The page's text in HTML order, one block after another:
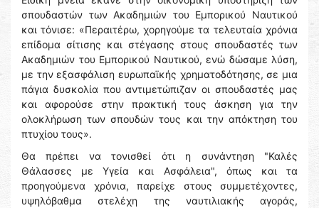
σπουδαστών των Ακαδημιών του Εμπορικού Ναυτικού
και τόνισε: «Περαιτέρω, χορηγούμε τα τελευταία χρόνια
επίδομα σίτισης και στέγασης στους σπουδαστές των
Ακαδημιών του Εμπορικού Ναυτικού, ενώ δώσαμε λύση,
με την εξασφάλιση ευρωπαϊκής χρηματοδότησης, σε μια
πάγια δυσκολία που αντιμετώπιζαν οι σπουδαστές μας
και αφορούσε στην πρακτική τους άσκηση για την
ολοκλήρωση των σπουδών τους και την απόκτηση του
πτυχίου τους».
Θα πρέπει να τονισθεί ότι η συνάντηση "Καλές
Θάλασσες με Υγεία και Ασφάλεια", όπως και τα
προηγούμενα χρόνια, παρείχε στους συμμετέχοντες,
υψηλόβαθμα στελέχη της ναυτιλιακής αγοράς,